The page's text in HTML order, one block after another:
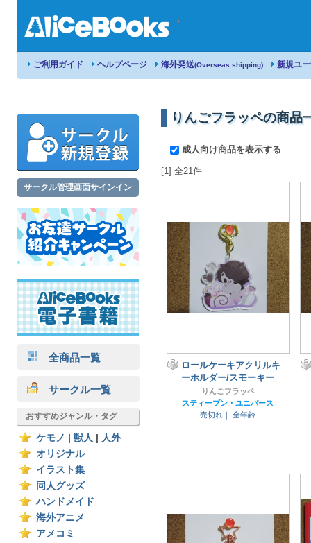
ご利用ガイド ヘルプページ 海外発送(Overseas shipping) 新規ユ
サークル管理画面サインイン
全商品一覧
サークル一覧
おすすめジャンル・タグ
ケモノ 獣人
人外
オリジナル
イラスト集
同人グッズ
ハンドメイド
海外アニメ
アメコミ
りんごフラッペの商品
成人向け商品を表示する
[1] 全21件
ロールケーキアクリルキ
ーホルダー/スモーキー
りんごフラッペ
スティーブン・ユニバース
売切れ｜
全年齢